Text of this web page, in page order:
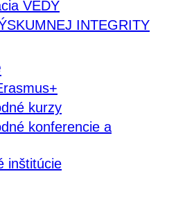
VEDY
INTEGRITY
kurzy
konferencie a
inštitúcie